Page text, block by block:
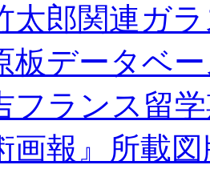
太郎関連ガ
板データベ
フランス留
画報』所載